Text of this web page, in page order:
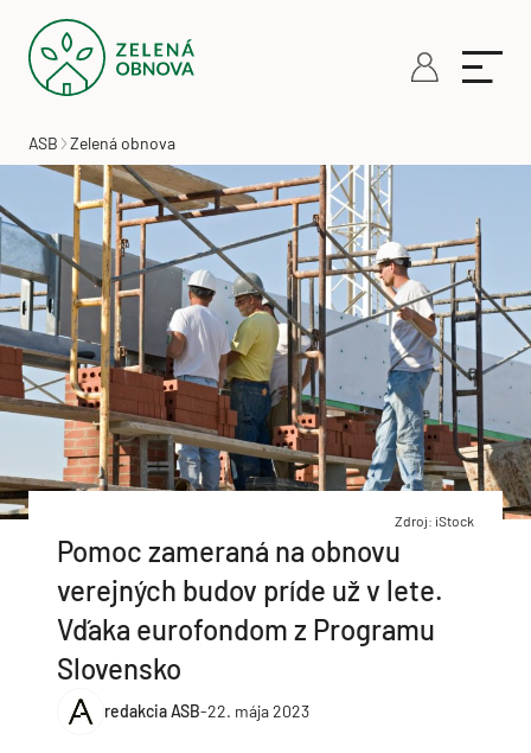
ASB Zelená obnova
Zdroj: iStock
Pomoc zameraná na obnovu
verejných budov príde už v lete.
Vďaka eurofondom z Programu
Slovensko
redakcia ASB-22. mája 2023